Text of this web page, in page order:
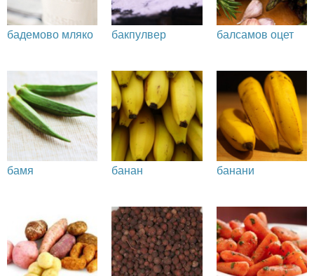
бадемово мляко бакпулвер балсамов оцет
бамя банан банани